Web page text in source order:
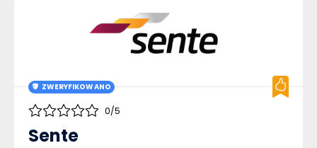
ZWERYFIKOWANO
0/5
Sente